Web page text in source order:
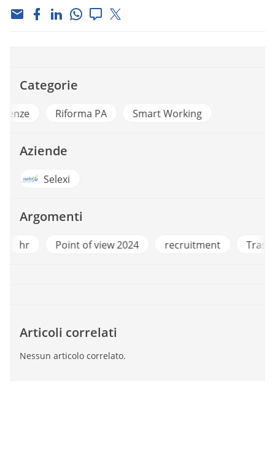
Categorie
Competenze Riforma PA Smart Working
Aziende
Selexi
Argomenti
Point of view 2024 recruitment
Articoli correlati
Nessun articolo correlato.